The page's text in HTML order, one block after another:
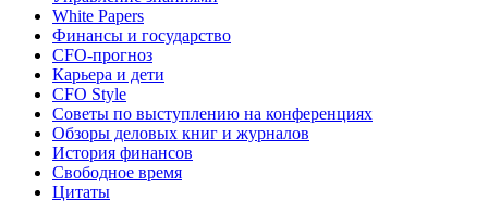
White Papers
Финансы и государство
CFO-прогноз
Карьера и дети
CFO Style
Советы по выступлению на конференциях
Обзоры деловых книг и журналов
История финансов
Свободное время
Цитаты